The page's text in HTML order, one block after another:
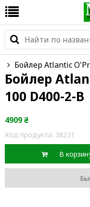
Бойлер Atlantic
Бойлер
100 D400-2-B
4909₴
Код продукта: 38231
В